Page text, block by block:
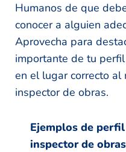
Humanos de que
conocer a alguien
Aprovecha para
importante de tu
en el lugar correcto al
inspector de obras.
Ejemplos de
inspector de obras